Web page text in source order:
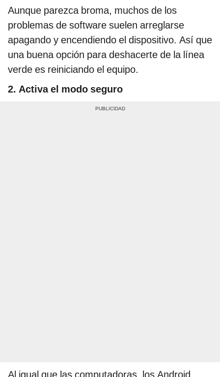
Aunque parezca broma, muchos de los
problemas de software suelen arreglarse
apagando y encendiendo el dispositivo. Así que
una buena opción para deshacerte de la línea
verde es reiniciando el equipo.
2. Activa el modo seguro
Al igual que las computadoras, los Android